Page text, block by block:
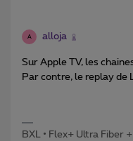
A alloja
Sur Apple TV, les
Par contre, le replay de
BXL • Flex+ Ultra Fiber